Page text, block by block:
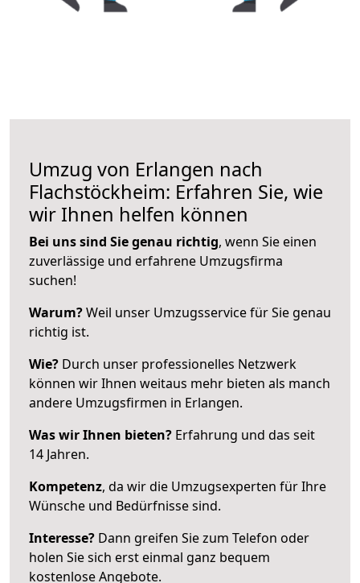
Umzug von Erlangen nach
Flachstöckheim: Erfahren Sie, wie
wir Ihnen helfen können
Bei uns sind Sie genau richtig, wenn Sie einen
zuverlässige und erfahrene Umzugsfirma
suchen!
Warum?Weil unser Umzugsservice für Sie genau
richtig ist.
Wie? Durch unser professionelles Netzwerk
können wir Ihnen weitaus mehr bieten als manch
andere Umzugsfirmen in Erlangen.
Was wir Ihnen bieten? Erfahrung und das seit
14 Jahren.
Kompetenz, da wir die Umzugsexperten für Ihre
Wünsche und Bedürfnisse sind.
Interesse? Dann greifen Sie zum Telefon oder
holen Sie sich erst einmal ganz bequem
kostenlose Angebote.